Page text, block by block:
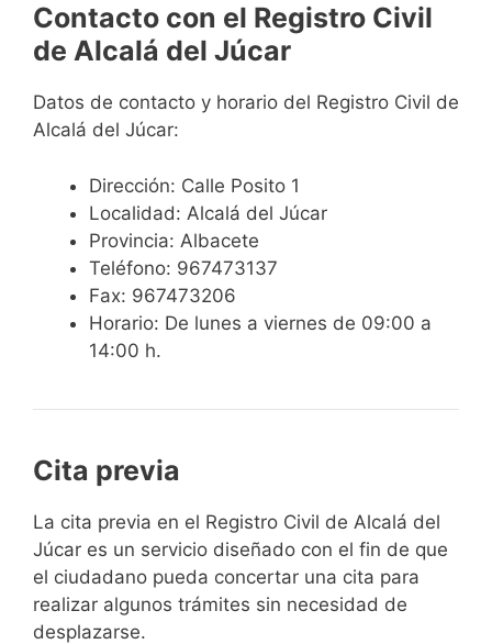
Contacto con el Registro Civil
de Alcalá del Júcar
Datos de contacto y horario del Registro Civil de
Alcalá del Júcar:
Dirección: Calle Posito 1
Localidad: Alcalá del Júcar
Provincia: Albacete
Teléfono: 967473137
Fax: 967473206
Horario: De lunes a viernes de 09:00 a
14:00 h.
Cita previa
​​​​​​​​​​​​​​​​​​​​​​​​​​​​La cita previa en el Registro Civil de Alcalá del
Júcar es un servicio diseñado con el fin de que
el ciudadano pueda concertar una cita para
realizar algunos trámites sin necesidad de
desplazarse.​